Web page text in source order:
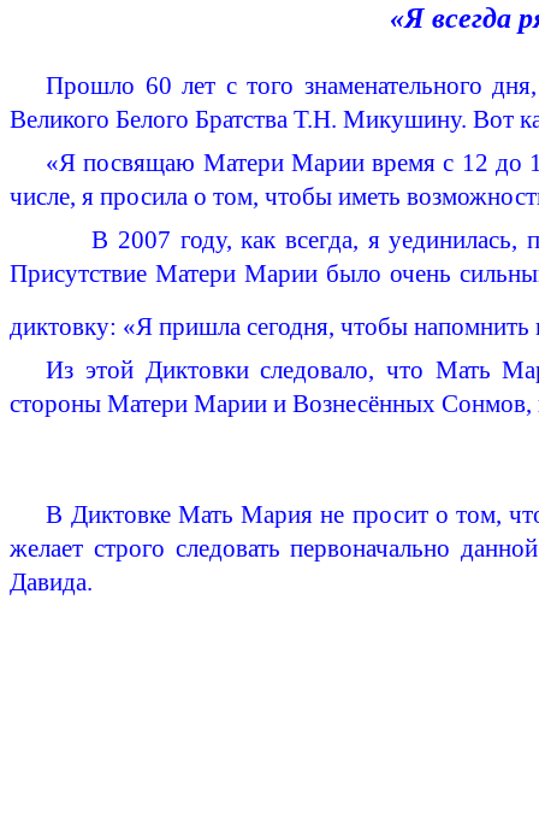
«Я всегда
Прошло 60 лет с того знаменательного
Великого Белого Братства Т.Н. Микушину. Вот
«Я посвящаю Матери Марии время с 12 до
числе, я просила о том, чтобы иметь
В 2007 году, как всегда, я уединилась,
Присутствие Матери Марии было очень
диктовку: «Я пришла сегодня, чтобы
Из этой Диктовки следовало, что Мать
стороны Матери Марии и Вознесённых Сонмов,
В Диктовке Мать Мария не просит о том,
желает строго следовать первоначально
Давида.